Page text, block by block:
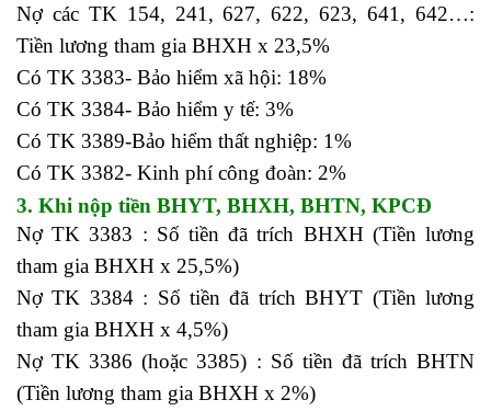
Nợ các TK 154, 241, 627, 622, 623, 641, 642…:
Tiền lương tham gia BHXH x 23,5%
Có TK 3383- Bảo hiểm xã hội: 18%
Có TK 3384- Bảo hiểm y tế: 3%
Có TK 3389-Bảo hiểm thất nghiệp: 1%
Có TK 3382- Kinh phí công đoàn: 2%
3. Khi nộp tiền BHYT, BHXH, BHTN, KPCĐ
Nợ TK 3383 : Số tiền đã trích BHXH (Tiền lương
tham gia BHXH x 25,5%)
Nợ TK 3384 : Số tiền đã trích BHYT (Tiền lương
tham gia BHXH x 4,5%)
Nợ TK 3386 (hoặc 3385) : Số tiền đã trích BHTN
(Tiền lương tham gia BHXH x 2%)